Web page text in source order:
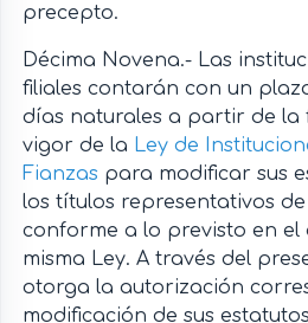
precepto.
Décima Novena.- Las
filiales contarán con un
días naturales a partir de la
vigor de la Ley de
Fianzas para modificar sus
los títulos representativos
conforme a lo previsto en
misma Ley. A través del
otorga la autorización
modificación de sus